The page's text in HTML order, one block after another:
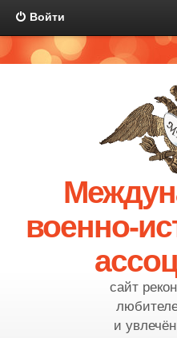
Войти
военно-
сайт
и